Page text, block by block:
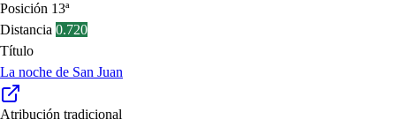
Posición 13ª
Distancia 0.720
Título
La noche de San Juan
Atribución tradicional